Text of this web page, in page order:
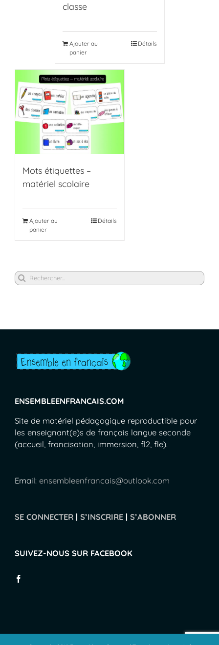
classe
Ajouter au
panier
Détails
Mots étiquettes –
matériel scolaire
Ajouter au
panier
Détails
Rechercher
ENSEMBLEENFRANCAIS.COM
Site de matériel pédagogique reproductible pour
les enseignant(e)s de français langue seconde
(accueil, francisation, immersion, fl2, fle).
Email: ensembleenfrancais@outlook.com
SE CONNECTER | S’INSCRIRE | S’ABONNER
SUIVEZ-NOUS SUR FACEBOOK